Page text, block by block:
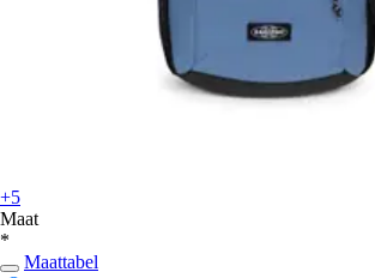
+5
Maat
*
Maattabel